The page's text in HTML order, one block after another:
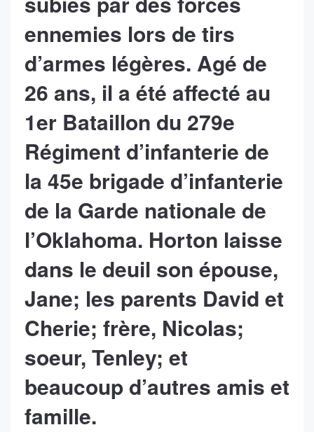
ennemies lors de tirs
d’armes légères. Agé de
26 ans, il a été affecté au
1er Bataillon du 279e
Régiment d’infanterie de
la 45e brigade d’infanterie
de la Garde nationale de
l’Oklahoma. Horton laisse
dans le deuil son épouse,
Jane; les parents David et
Cherie; frère, Nicolas;
soeur, Tenley; et
beaucoup d’autres amis et
famille.